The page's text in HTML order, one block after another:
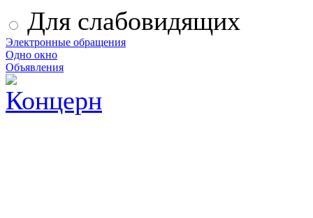
Для слабовидящих
Электронные обращения
Одно окно
Объявления